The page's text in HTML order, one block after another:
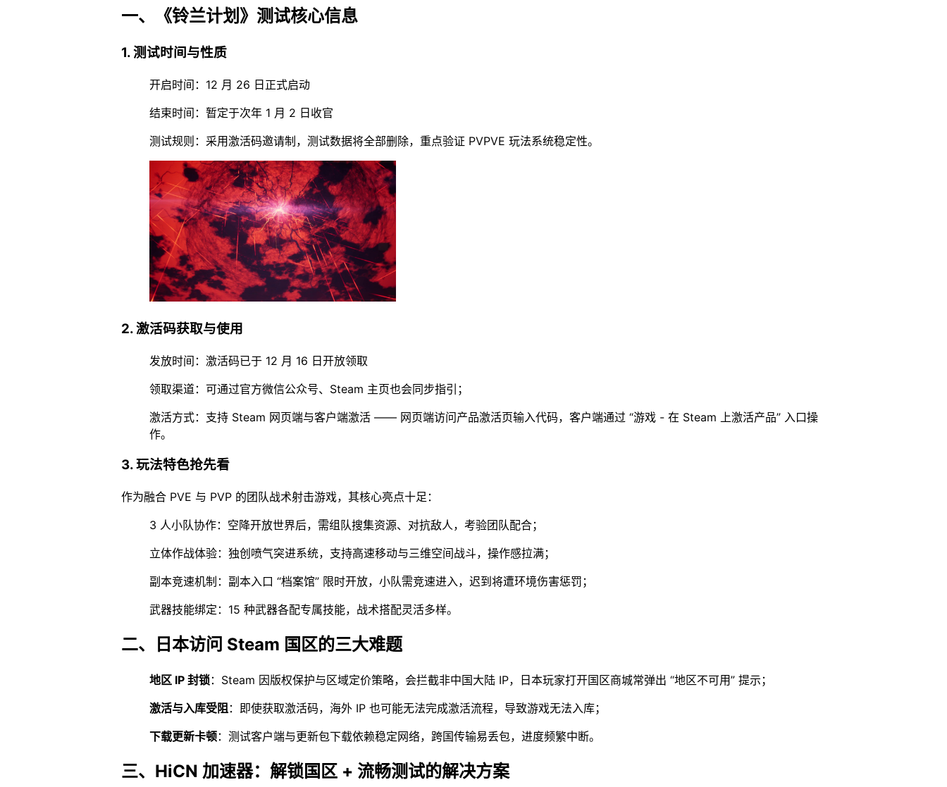
一、《铃兰计划》测试核心信息
1. 测试时间与性质
开启时间：12 月 26 日正式启动
结束时间：暂定于次年 1 月 2 日收官
测试规则：采用激活码邀请制，测试数据将全部删除，重点验证 PVPVE 玩法系统稳定性。
2. 激活码获取与使用
发放时间：激活码已于 12 月 16 日开放领取
领取渠道：可通过官方微信公众号、Steam 主页也会同步指引；
激活方式：支持 Steam 网页端与客户端激活 —— 网页端访问产品激活页输入代码，客户端通过 “游戏 - 在 Steam 上激活产品” 入口操
作。
3. 玩法特色抢先看
作为融合 PVE 与 PVP 的团队战术射击游戏，其核心亮点十足：
3 人小队协作：空降开放世界后，需组队搜集资源、对抗敌人，考验团队配合；
立体作战体验：独创喷气突进系统，支持高速移动与三维空间战斗，操作感拉满；
副本竞速机制：副本入口 “档案馆” 限时开放，小队需竞速进入，迟到将遭环境伤害惩罚；
武器技能绑定：15 种武器各配专属技能，战术搭配灵活多样。
二、日本访问 Steam 国区的三大难题
地区 IP 封锁：Steam 因版权保护与区域定价策略，会拦截非中国大陆 IP，日本玩家打开国区商城常弹出 “地区不可用” 提示；
激活与入库受阻 ：即使获取激活码，海外 IP 也可能无法完成激活流程，导致游戏无法入库；
下载更新卡顿：测试客户端与更新包下载依赖稳定网络，跨国传输易丢包，进度频繁中断。
三、HiCN 加速器：解锁国区 + 流畅测试的解决方案